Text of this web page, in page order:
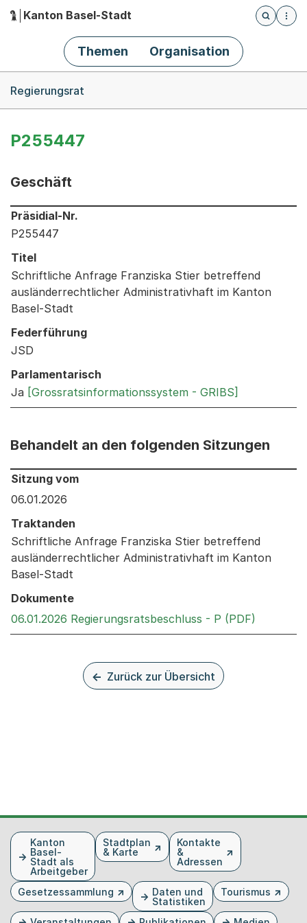
Hauptnavigation
Kanton Basel-Stadt
Öffnet
Themen Organisation
Regierungsrat
P255447
Geschäft
Informationen zum Ausgewählten Geschäft
Präsidial-Nr.
P255447
Titel
Schriftliche Anfrage Franziska Stier betreffend
ausländerrechtlicher Administrativhaft im Kanton
Basel-Stadt
Federführung
JSD
Parlamentarisch
Ja [Grossratsinformationssystem - GRIBS]
Behandelt an den folgenden Sitzungen
Behandelt an den folgenden Sitzungen: Informationen
Sitzung vom
06.01.2026
Traktanden
Schriftliche Anfrage Franziska Stier betreffend
ausländerrechtlicher Administrativhaft im Kanton
Basel-Stadt
Dokumente
06.01.2026 Regierungsratsbeschluss - P (PDF)
Zurück zur Übersicht
FusszeileKanton
Basel-
Stadt als
Arbeitgeber
Stadtplan
& Karte
Kontakte
&
Adressen
Gesetzessammlung
Daten und
Statistiken
Tourismus